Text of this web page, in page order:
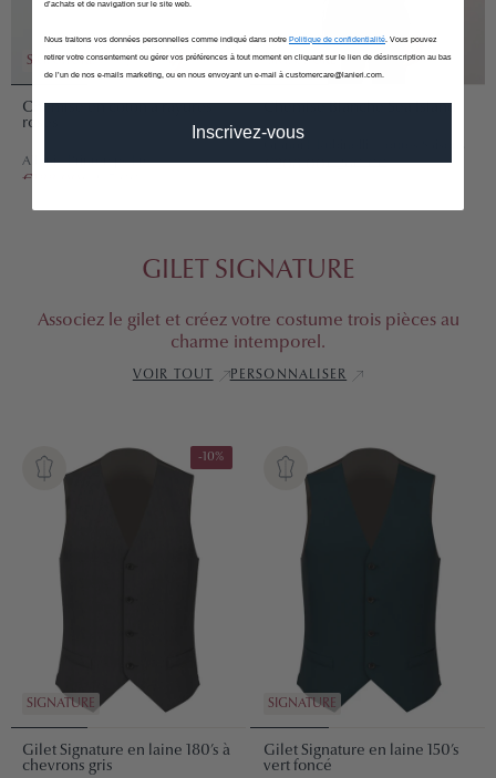
SIGNATURE
Chemise en coton à rayures
roses
Albini - Printemps-Été
€188,00
SIGNATURE
€208,00€260,00
GILET SIGNATURE
Associez le gilet et créez votre costume trois pièces au
charme intemporel.
VOIR TOUT PERSONNALISER
SIGNATURE
-10%
Gilet Signature en laine 180’s à
chevrons gris
SIGNATURE
Gilet Signature en laine 150’s
vert foncé
d’achats et de navigation sur le site web.
Nous traitons vos données personnelles comme indiqué dans notre Politique de confidentialité . Vous pouvez
retirer votre consentement ou gérer vos préférences à tout moment en cliquant sur le lien de désinscription au bas
de l’un de nos e-mails marketing, ou en nous envoyant un e-mail à customercare@lanieri.com.
Inscrivez-vous